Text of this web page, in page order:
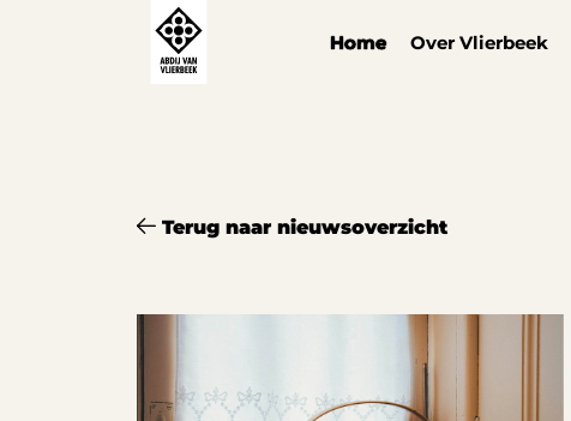
Home Over Vlierbeek
Terug naar nieuwsoverzicht
Cookies beheer paneel